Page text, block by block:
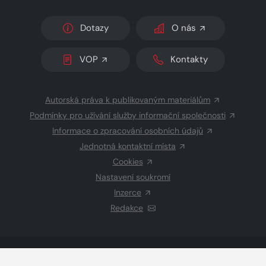
Dotazy O nás
VOP Kontakty
Autorská práva k publikovaným materiálům
Podmínky pro užívání služby informační společnosti
Informace o zpracování osobních údajů
Jednotná kontaktní místa
Cookies
Nastavení soukromí
Inzerce
Redakce